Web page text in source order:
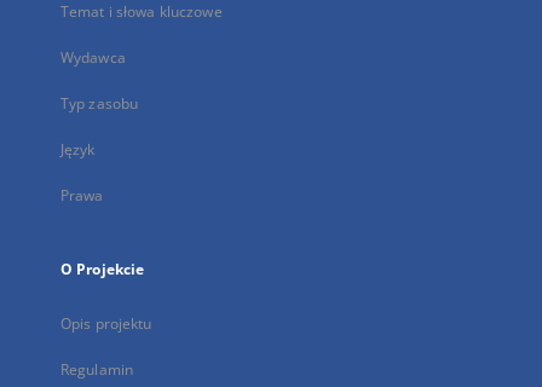
Temat i słowa kluczowe
Wydawca
Typ zasobu
Język
Prawa
O Projekcie
Opis projektu
Regulamin